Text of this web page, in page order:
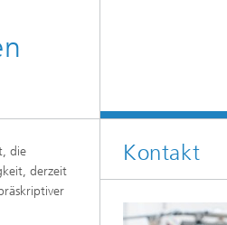
die
derzeit
Kontakt